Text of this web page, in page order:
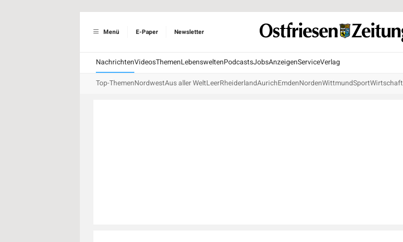
Menü E-Paper Newsletter
NachrichtenVideosThemenLebensweltenPodcastsJobsAnzeigenServiceVerlag
Top-ThemenNordwestAus aller WeltLeerRheiderlandAurichEmdenNordenWittmundSportWirtschaft